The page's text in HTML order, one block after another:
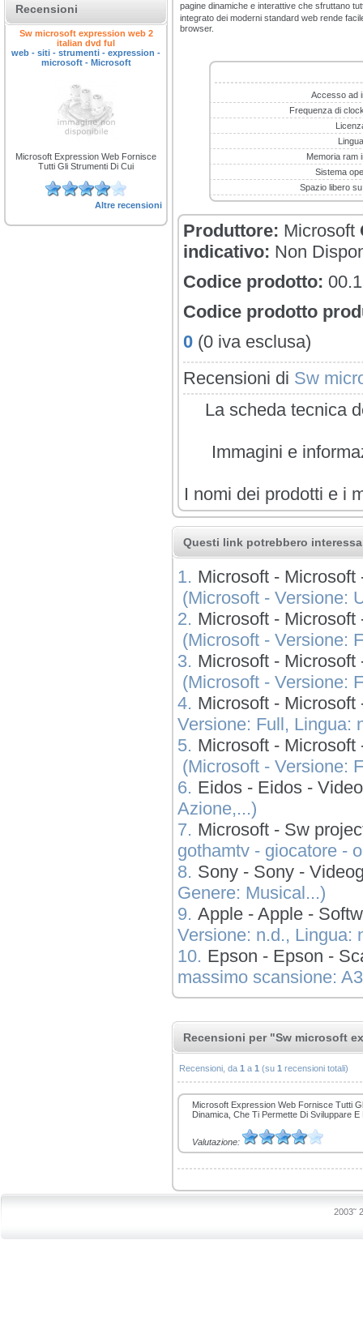
Recensioni
Sw microsoft expression web 2
italian dvd ful
web - siti - strumenti - expression -
microsoft - Microsoft
Microsoft Expression Web Fornisce
Tutti Gli Strumenti Di Cui
Altre recensioni
pagine dinamiche e interattive che sfruttano
integrato dei moderni standard web rende
browser.
Accesso ad
Frequenza di
Lingua
Memoria ram
Sistema
Spazio libero
Produttore: Microsoft
indicativo: Non
Codice prodotto:
Codice prodotto
0 (0 iva esclusa)
Recensioni di Sw
La scheda tecnica
Immagini e
I nomi dei prodotti e i
Questi link potrebbero
1. Microsoft -
(Microsoft - Versione:
2. Microsoft -
(Microsoft - Versione:
3. Microsoft -
(Microsoft - Versione:
4. Microsoft -
Versione: Full, Lingua:
5. Microsoft -
(Microsoft - Versione:
6. Eidos - Eidos -
Azione,...)
7. Microsoft - Sw
gothamtv - giocatore -
8. Sony - Sony -
Genere: Musical...)
9. Apple - Apple -
Versione: n.d., Lingua:
10. Epson - Epson -
massimo scansione:
Recensioni per "Sw microsoft
Recensioni, da 1 a 1 (su 1 recensioni totali)
Microsoft Expression Web Fornisce Tutti
Dinamica, Che Ti Permette Di Sviluppare
Valutazione:
2003˜